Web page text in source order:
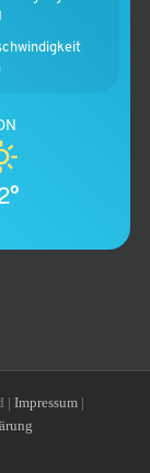
| Impressum |